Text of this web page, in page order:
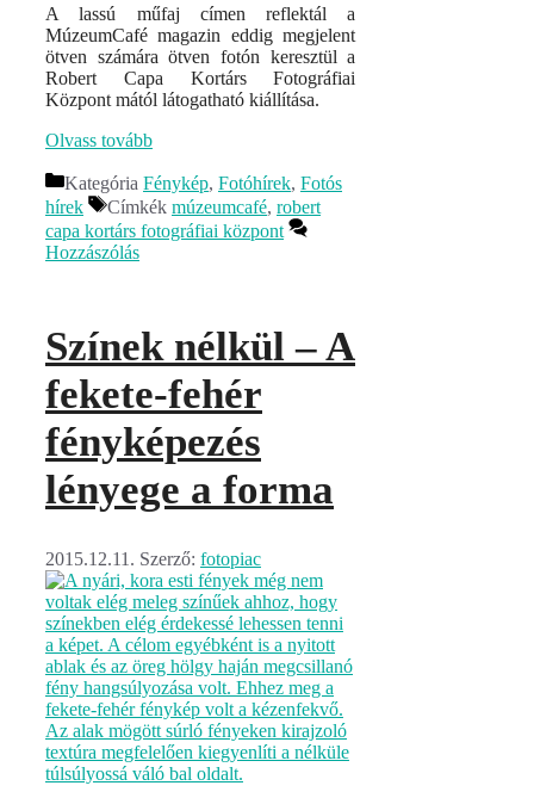
A lassú műfaj címen reflektál a
MúzeumCafé magazin eddig megjelent
ötven számára ötven fotón keresztül a
Robert Capa Kortárs Fotográfiai
Központ mától látogatható kiállítása.
Olvass tovább
Kategória Fénykép, Fotóhírek, Fotós
hírek
Címkék múzeumcafé, robert
capa kortárs fotográfiai központ
Hozzászólás
Színek nélkül – A
fekete-fehér
fényképezés
lényege a forma
2015.12.11. Szerző: fotopiac